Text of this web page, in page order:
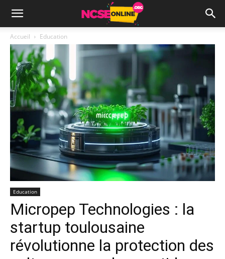
Accueil Education
Education
Micropep Technologies : la
startup toulousaine
révolutionne la protection des